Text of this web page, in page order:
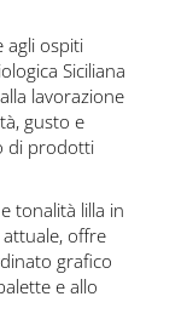
agli ospiti
Siciliana
lavorazione
gusto e
di prodotti
tonalità lilla in
offre
grafico
e allo